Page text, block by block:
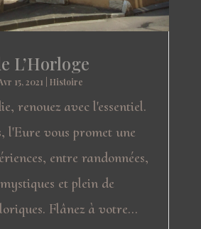
L’Horloge
15, 2021 Histoire
renouez avec l'essentiel.
l'Eure vous promet une
entre randonnées,
et plein de
Flânez à votre...